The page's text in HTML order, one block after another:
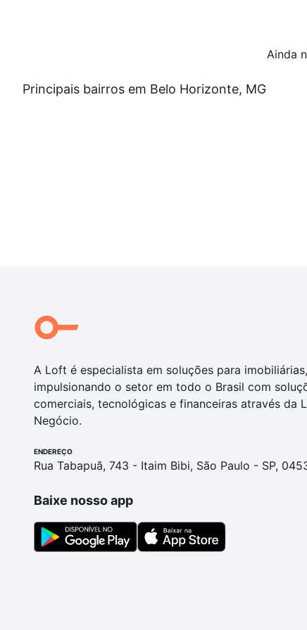
Ainda
Principais bairros em Belo Horizonte, MG
A Loft é especialista em soluções para imobiliárias,
impulsionando o setor em todo o Brasil com
comerciais, tecnológicas e financeiras através da
Negócio.
ENDEREÇO
Rua Tabapuã, 743 - Itaim Bibi, São Paulo - SP,
Baixe nosso app